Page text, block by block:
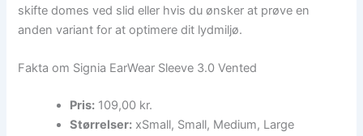
skifte domes ved slid eller hvis du ønsker at prøve en
anden variant for at optimere dit lydmiljø.
Fakta om Signia EarWear Sleeve 3.0 Vented
Pris: 109,00 kr.
Størrelser: xSmall, Small, Medium, Large